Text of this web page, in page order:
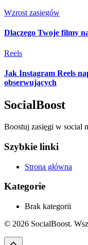
Wzrost zasięgów
Dlaczego Twoje filmy
Reels
Jak Instagram Reels
obserwujących
SocialBoost
Boostuj zasięgi w social
Szybkie linki
Strona główna
Kategorie
Brak kategorii
© 2026 SocialBoost.